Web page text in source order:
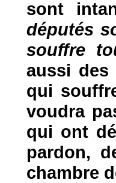
sont
députés
souffre
aussi des
qui
voudra
qui ont
pardon,
chambre